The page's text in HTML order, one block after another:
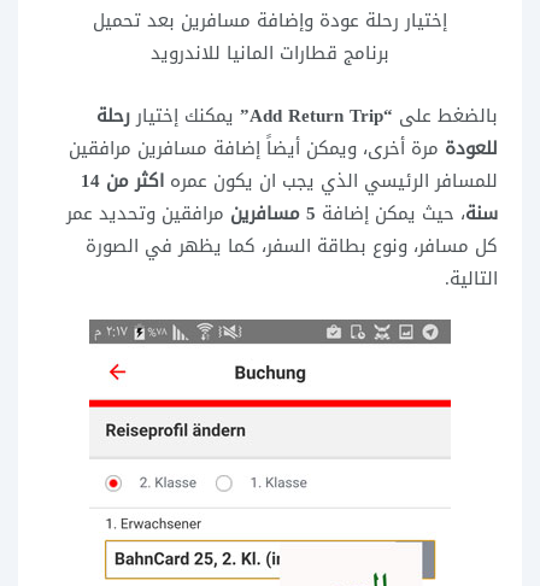
إختيار رحلة عودة وإضافة مسافرين بعد تحميل
برنامج قطارات المانيا للاندرويد
بالضغط على “Add Return Trip” يمكنك إختياررحلة
للعودة مرة أخرى، ويمكن أيضاً إضافة مسافرين مرافقين
للمسافر الرئيسي الذي يجب ان يكون عمره
اكثر من 14
سنة، حيث يمكن إضافة 5 مسافرين
مرافقين وتحديد عمر
كل مسافر، ونوع بطاقة السفر، كما يظهر في الصورة
التالية.